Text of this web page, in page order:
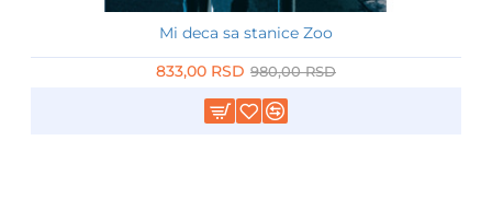
Mi deca sa stanice Zoo
833,00 RSD 980,00 RSD